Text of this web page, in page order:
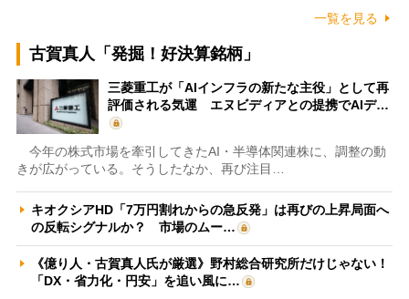
一覧を見る
古賀真人「発掘！好決算銘柄」
三菱重工が「AIインフラの新たな主役」として再
評価される気運 エヌビディアとの提携でAIデ…
今年の株式市場を牽引してきたAI・半導体関連株に、調整の動
きが広がっている。そうしたなか、再び注目…
キオクシアHD「7万円割れからの急反発」は再びの上昇局面へ
の反転シグナルか？ 市場のムー…
《億り人・古賀真人氏が厳選》野村総合研究所だけじゃない！
「DX・省力化・円安」を追い風に…